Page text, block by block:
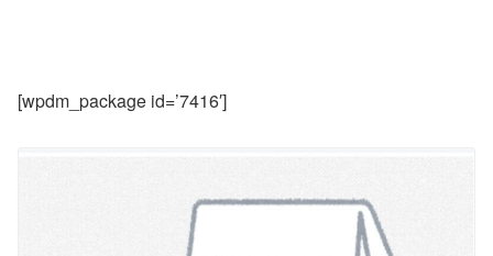
[wpdm_package id=’7416′]